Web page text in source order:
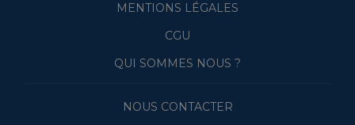
MENTIONS LÉGALES
CGU
QUI SOMMES NOUS ?
NOUS CONTACTER